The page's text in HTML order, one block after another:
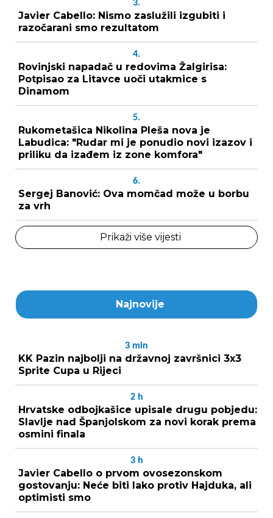
3.
Javier Cabello: Nismo zaslužili izgubiti i
razočarani smo rezultatom
4.
Rovinjski napadač u redovima Žalgirisa:
Potpisao za Litavce uoči utakmice s
Dinamom
5.
Rukometašica Nikolina Pleša nova je
Labudica: "Rudar mi je ponudio novi izazov i
priliku da izađem iz zone komfora"
6.
Sergej Banović: Ova momčad može u borbu
za vrh
Prikaži više vijesti
Najnovije
3 min
KK Pazin najbolji na državnoj završnici 3x3
Sprite Cupa u Rijeci
2 h
Hrvatske odbojkašice upisale drugu pobjedu:
Slavlje nad Španjolskom za novi korak prema
osmini finala
3 h
Javier Cabello o prvom ovosezonskom
gostovanju: Neće biti lako protiv Hajduka, ali
optimisti smo